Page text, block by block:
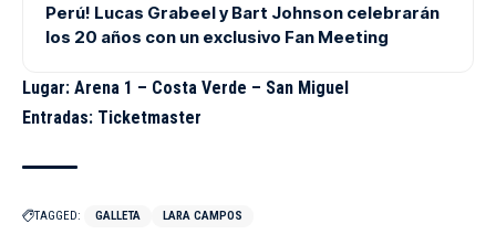
Perú! Lucas Grabeel y Bart Johnson celebrarán
los 20 años con un exclusivo Fan Meeting
Lugar: Arena 1 – Costa Verde – San Miguel
Entradas: Ticketmaster
TAGGED: GALLETA LARA CAMPOS